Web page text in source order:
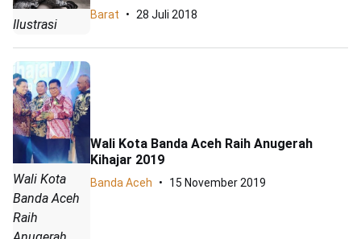
Ilustrasi
Barat 28 Juli 2018
Wali Kota
Banda Aceh
Raih
Wali Kota Banda Aceh Raih Anugerah
Kihajar 2019
Banda Aceh 15 November 2019